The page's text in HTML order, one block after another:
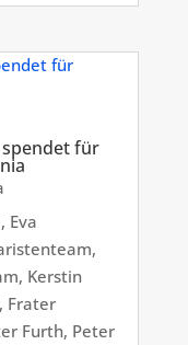
für
Eva
Kerstin
Frater
Furth, Peter